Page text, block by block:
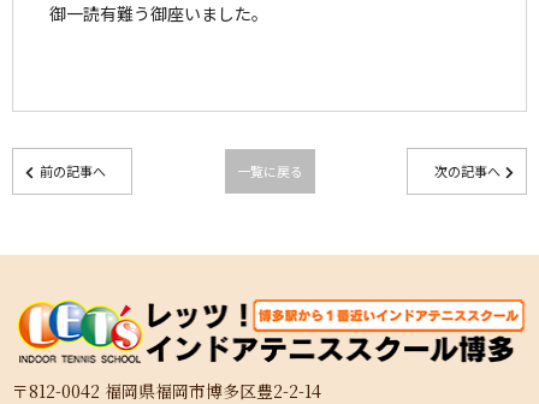
御一読有難う御座いました。
前の記事へ 一覧に戻る 次の記事へ
〒812-0042 福岡県福岡市博多区豊2-2-14